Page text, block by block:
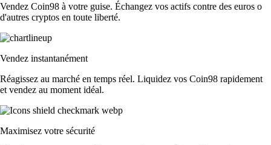
Vendez Coin98 à votre guise. Échangez vos actifs contre des euros o
d'autres cryptos en toute liberté.
Vendez instantanément
Réagissez au marché en temps réel. Liquidez vos Coin98 rapidement
et vendez au moment idéal.
Maximisez votre sécurité